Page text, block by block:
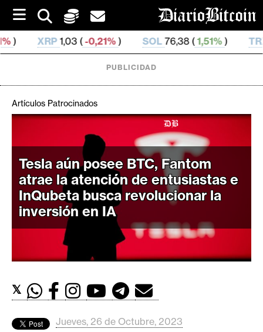
i
p
t
o
( -0,21%) SOL76,38 ( 1,51% ) TRX0,329 6 (
r
i
p
t
o
M
c
d
s
PUBLICIDAD
Artículos Patrocinados
Tesla aún posee BTC, Fantom
atrae la atención de entusiastas e
InQubeta busca revolucionar la
inversión en IA
𝕏
Jueves, 26 de Octubre, 2023